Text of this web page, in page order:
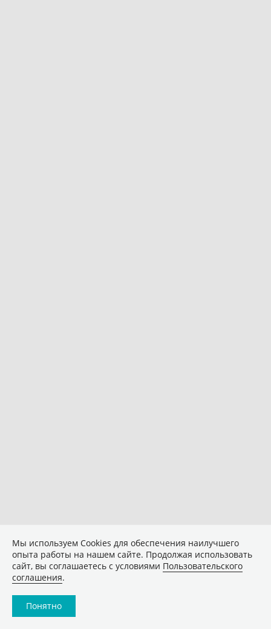
Мы используем Сookies для обеспечения наилучшего
опыта работы на нашем сайте. Продолжая использовать
сайт, вы соглашаетесь с условиями Пользовательского
соглашения.
Понятно